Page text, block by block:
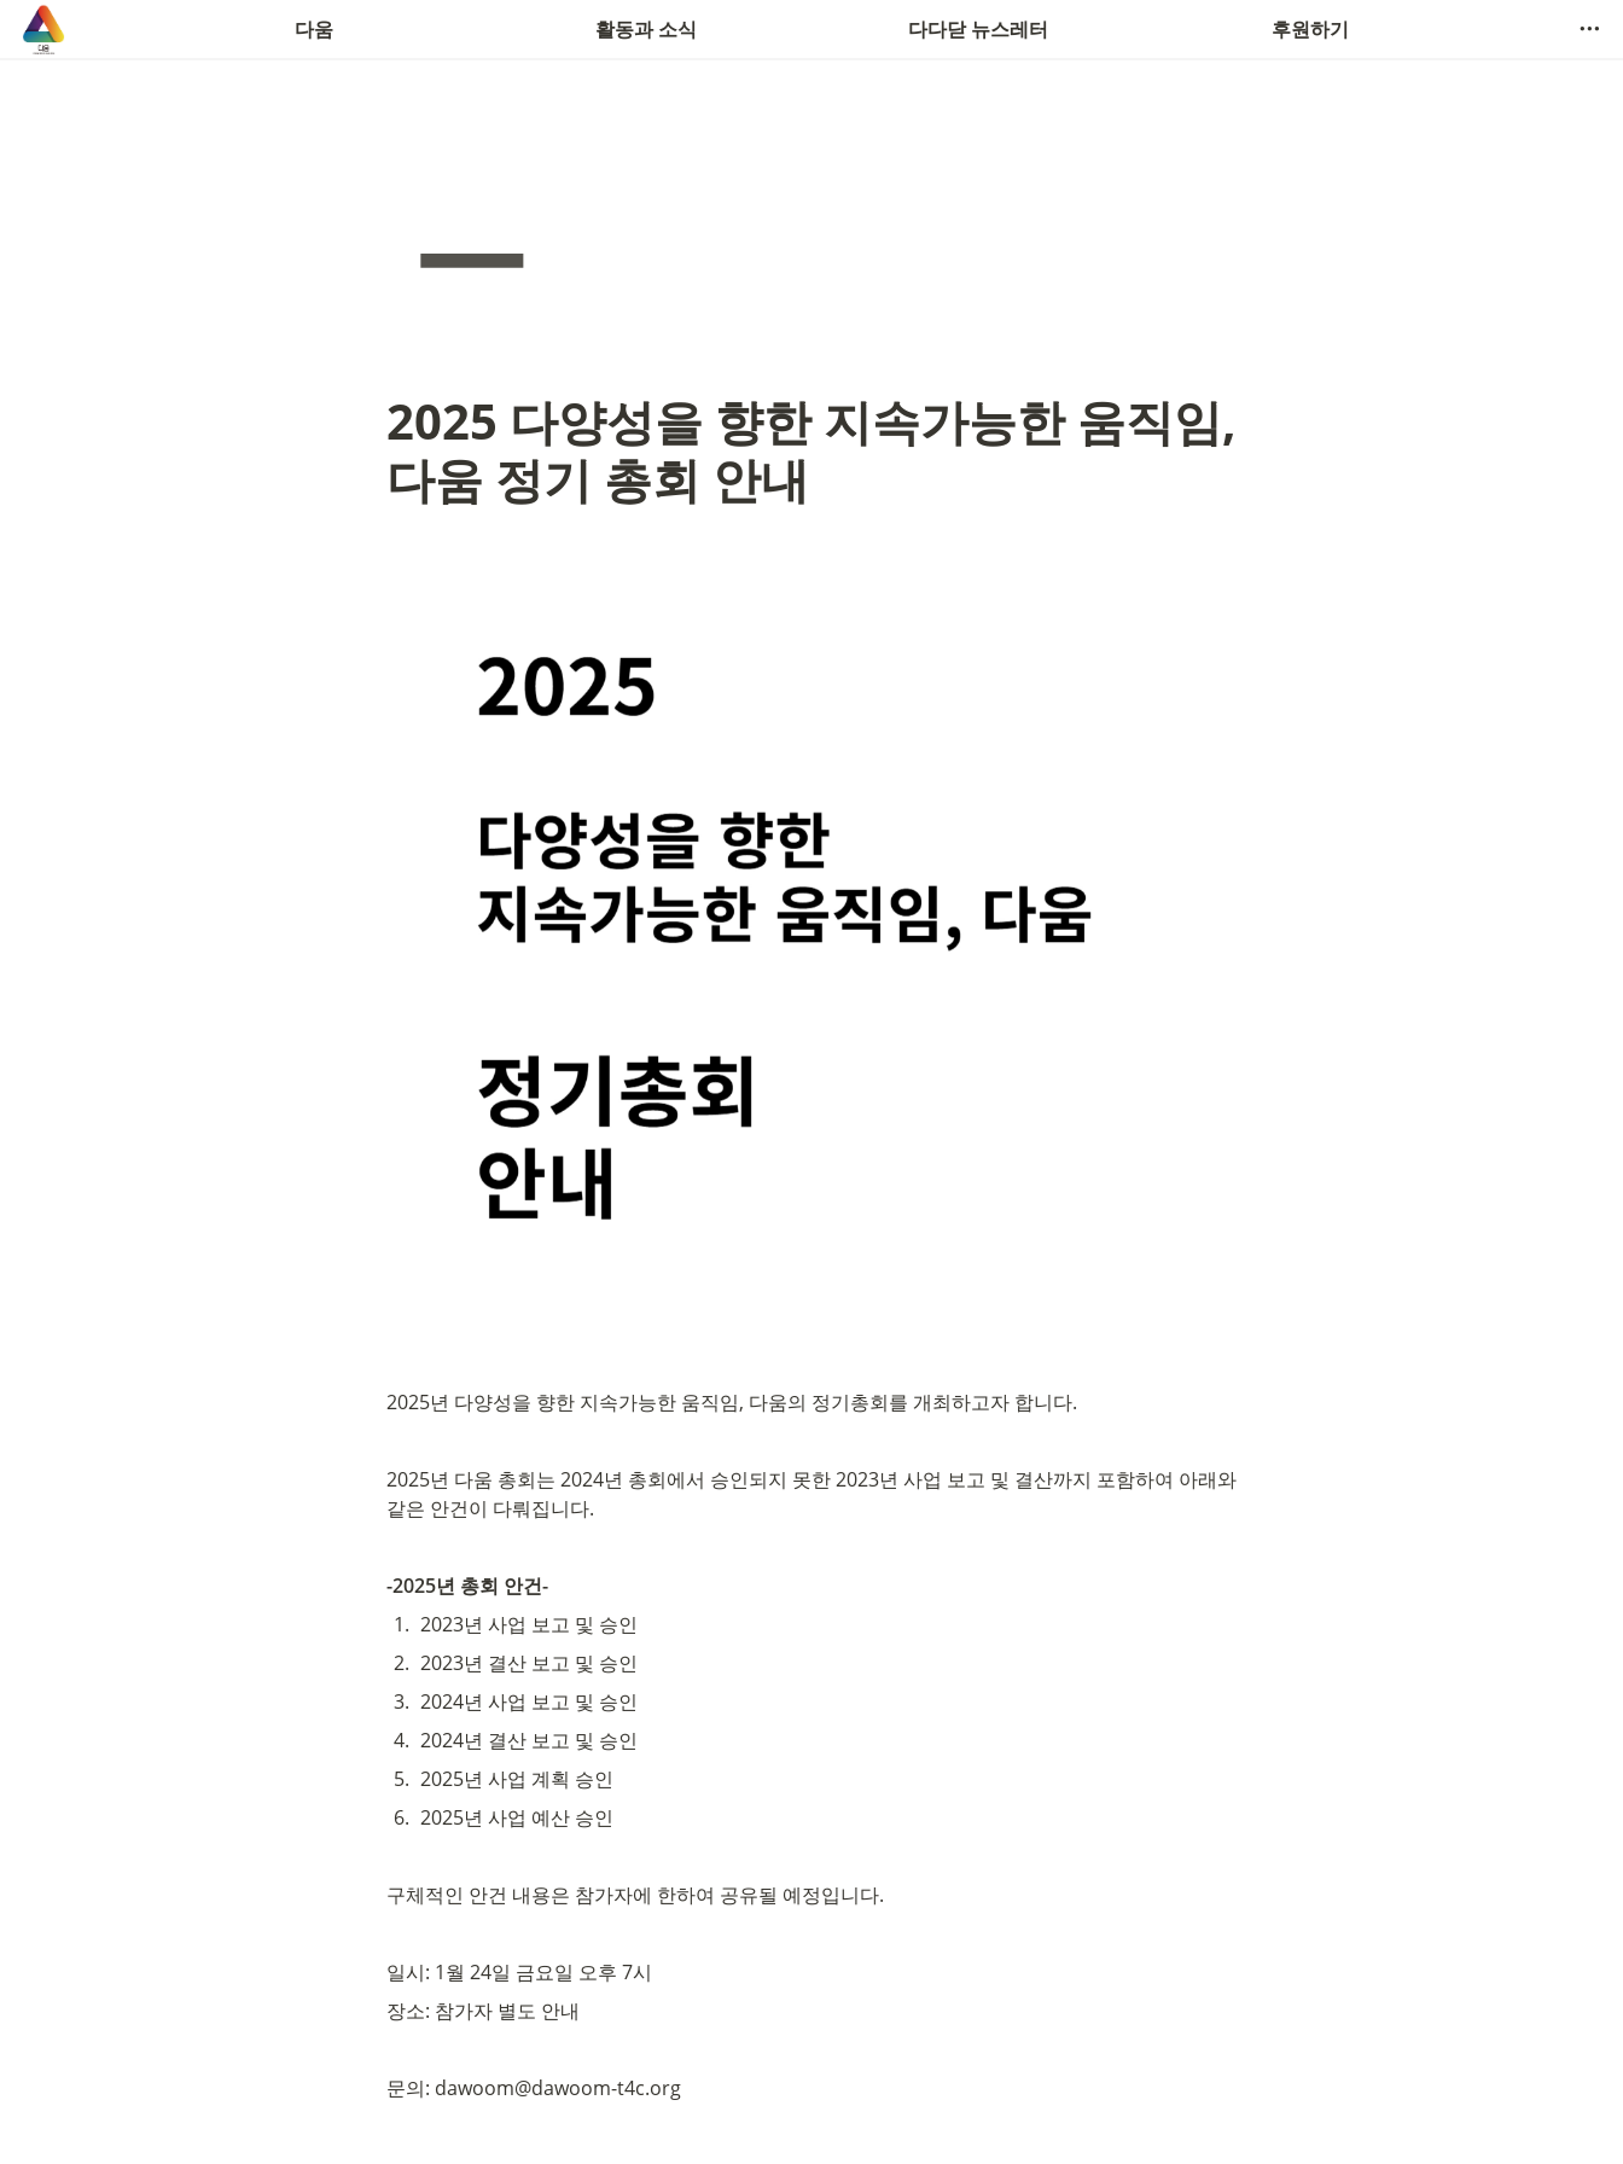
다움 활동과 소식 다다닫 뉴스레터 후원하기
연락처
2025 다양성을 향한 지속가능한 움직임,
다움 정기 총회 안내
2025년 다양성을 향한 지속가능한 움직임, 다움의 정기총회를 개최하고자 합니다.
2025년 다움 총회는 2024년 총회에서 승인되지 못한 2023년 사업 보고 및 결산까지 포함하여 아래와
같은 안건이 다뤄집니다.
-2025년 총회 안건-
1. 2023년 사업 보고 및 승인
2. 2023년 결산 보고 및 승인
3. 2024년 사업 보고 및 승인
4. 2024년 결산 보고 및 승인
5. 2025년 사업 계획 승인
6. 2025년 사업 예산 승인
구체적인 안건 내용은 참가자에 한하여 공유될 예정입니다.
일시: 1월 24일 금요일 오후 7시
장소: 참가자 별도 안내
문의: dawoom@dawoom-t4c.org